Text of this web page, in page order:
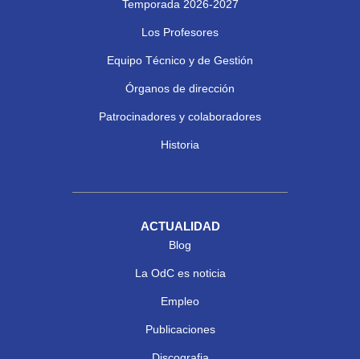
Temporada 2026-2027
Los Profesores
Equipo Técnico y de Gestión
Órganos de dirección
Patrocinadores y colaboradores
Historia
ACTUALIDAD
Blog
La OdC es noticia
Empleo
Publicaciones